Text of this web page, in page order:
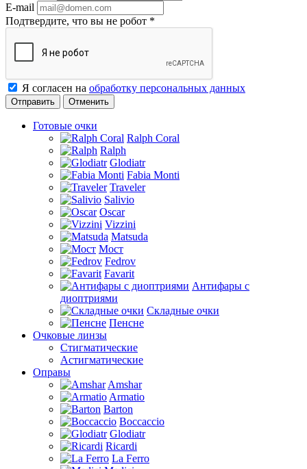
E-mail
Подтвердите, что вы не робот *
Я согласен на обработку персональных данных
Отменить
Готовые очки
Ralph Coral
Ralph
Glodiatr
Fabia Monti
Traveler
Salivio
Oscar
Vizzini
Matsuda
Мост
Fedrov
Favarit
Антифары с
диоптриями
Складные очки
Пенсне
Очковые линзы
Стигматические
Астигматические
Оправы
Amshar
Armatio
Barton
Boccaccio
Glodiatr
Ricardi
La Ferro